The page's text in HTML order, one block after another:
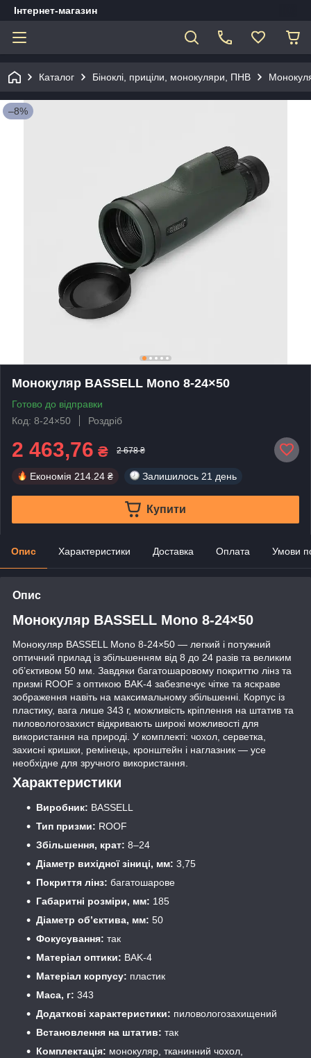
Інтернет-магазин
Каталог Біноклі, приціли, монокуляри, ПНВ
–8%
Монокуляр BASSELL Mono 8-24×50
Готово до відправки
Код: 8-24×50
Роздріб
2 463,76 ₴ 2 678 ₴
Економія 214.24 ₴ Залишилось 21 день
Купити
Опис Характеристики Доставка Оплата Умови
Опис
Монокуляр BASSELL Mono 8-24×50
Монокуляр BASSELL Mono 8-24×50 — легкий і потужний
оптичний прилад із збільшенням від 8 до 24 разів та великим
об’єктивом 50 мм. Завдяки багатошаровому покриттю лінз та
призмі ROOF з оптикою BAK-4 забезпечує чітке та яскраве
зображення навіть на максимальному збільшенні. Корпус із
пластику, вага лише 343 г, можливість кріплення на штатив та
пиловологозахист відкривають широкі можливості для
використання на природі. У комплекті: чохол, серветка,
захисні кришки, ремінець, кронштейн і наглазник — усе
необхідне для зручного використання.
Характеристики
Виробник: BASSELL
Тип призми: ROOF
Збільшення, крат: 8–24
Діаметр вихідної зіниці, мм: 3,75
Покриття лінз: багатошарове
Габаритні розміри, мм: 185
Діаметр об’єктива, мм: 50
Фокусування: так
Матеріал оптики: BAK-4
Матеріал корпусу: пластик
Маса, г: 343
Додаткові характеристики: пиловологозахищений
Встановлення на штатив: так
Комплектація: монокуляр, тканинний чохол,